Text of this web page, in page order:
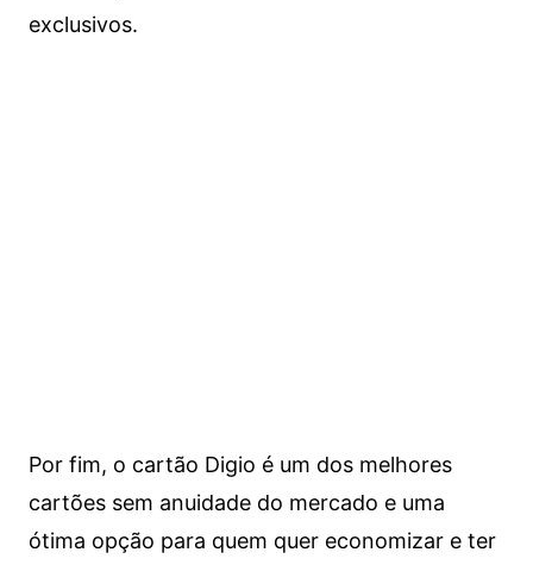
exclusivos.
Por fim, o cartão Digio é um dos melhores
cartões sem anuidade do mercado e uma
ótima opção para quem quer economizar e ter